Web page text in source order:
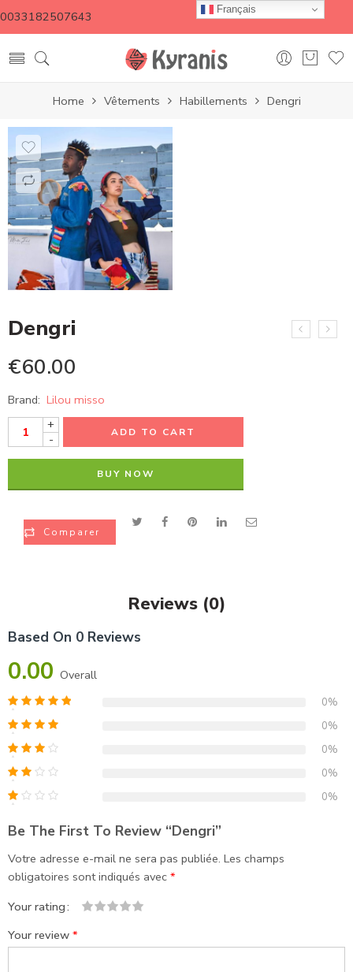
0033182507643
Home Vêtements Habillements Dengri
Dengri
€60.00
Brand: Lilou misso
+
-
ADD TO CART
BUY NOW
Comparer
Reviews (0)
Based On 0 Reviews
0.00 Overall
0%
0%
0%
0%
0%
Be The First To Review “Dengri”
Votre adresse e-mail ne sera pas publiée. Les champs
obligatoires sont indiqués avec *
Your rating
Your review *
Français